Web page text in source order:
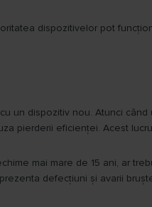
dispozitivelor pot
un dispozitiv nou. Atunci
eficienței. Acest
mai mare de 15 ani, ar
defecțiuni și avarii